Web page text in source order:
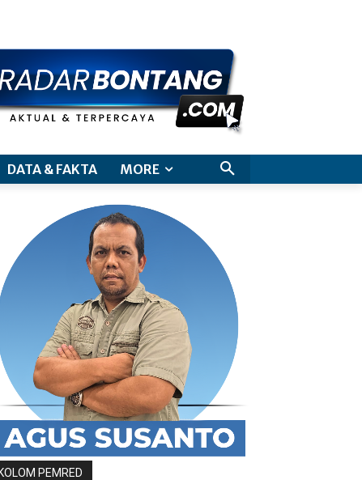
DATA & FAKTA MORE
KOLOM PEMRED